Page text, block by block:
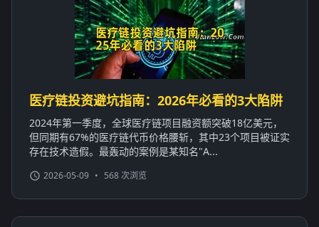
医疗链投资避坑指南：2026年必看的3大陷阱
2024年第一季度，全球医疗链项目融资额突破18亿美元，
但同期有67%的医疗链代币价格腰斩，其中23个项目被证实
存在技术造假。最轰动的案例是某知名"A...
2026-05-09 • 568 次浏览